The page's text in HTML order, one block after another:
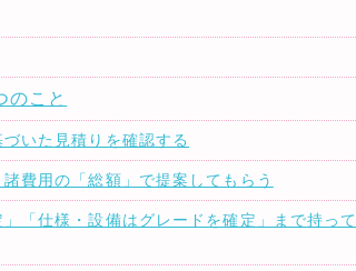
こと
いた見積りを確認する
費用の「総額」で提案してもらう
「仕様・設備はグレードを確定」まで持って